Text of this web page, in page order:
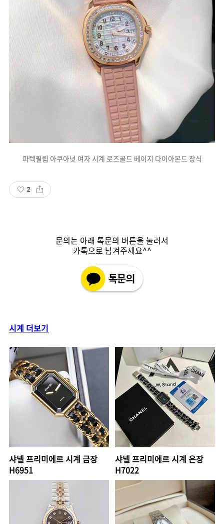
파텍필립 아쿠아넛 여자 시계 로즈골드 베이지 다이아몬드 장식
2
문의는 아래 톡문의 버튼을 눌러서
카톡으로 남겨주세요^^
시계 더보기
샤넬 프리미에르 시계 금장
H6951
샤넬 프리미에르 시계 은장
H7022